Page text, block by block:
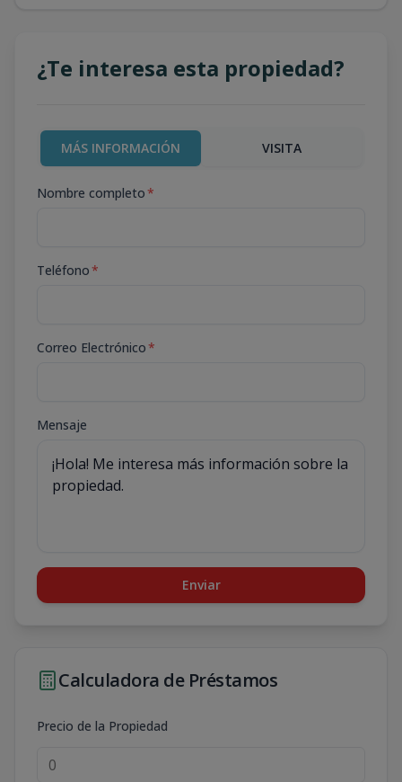
¿Te interesa esta propiedad?
MÁS INFORMACIÓN VISITA
Nombre completo*
Teléfono*
Correo Electrónico*
Mensaje
Enviar
Calculadora de Préstamos
Precio de la Propiedad